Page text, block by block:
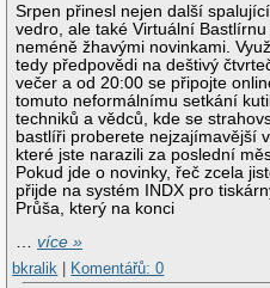
Srpen přinesl nejen další spalující
vedro, ale také Virtuální Bastlírnu
neméně žhavými novinkami.
tedy předpovědi na deštivý
večer a od 20:00 se připojte
tomuto neformálnímu setkání
techniků a vědců, kde se
bastlíři proberete nejzajímavější
které jste narazili za poslední
Pokud jde o novinky, řeč zcela
přijde na systém INDX pro
Průša, který na konci
…více »
bkralik | Komentářů: 0